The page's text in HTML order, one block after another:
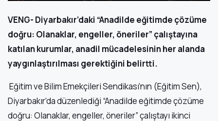
VENG- Diyarbakır’daki “Anadilde eğitimde çözüme
doğru: Olanaklar, engeller, öneriler” çalıştayına
katılan kurumlar, anadil mücadelesinin her alanda
yaygınlaştırılması gerektiğini belirtti.
Eğitim ve Bilim Emekçileri Sendikası’nın (Eğitim Sen),
Diyarbakır’da düzenlediği “Anadilde eğitimde çözüme
doğru: Olanaklar, engeller, öneriler” çalıştayı ikinci